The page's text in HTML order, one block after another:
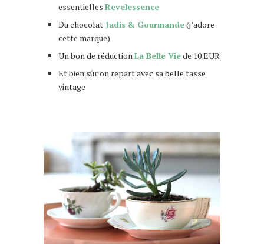
essentielles Revelessence
Du chocolat Jadis & Gourmande(j’adore
cette marque)
Un bon de réductionLa Belle Viede 10 EUR
Et bien sûr on repart avec sa belle tasse
vintage